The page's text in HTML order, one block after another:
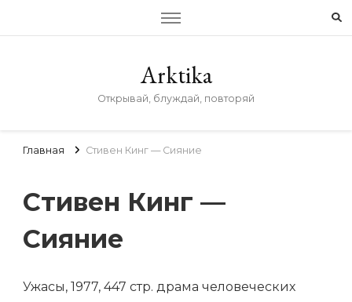
Arktika
Открывай, блуждай, повторяй
Главная Стивен Кинг — Сияние
Стивен Кинг —
Сияние
Ужасы, 1977, 447 стр. драма человеческих